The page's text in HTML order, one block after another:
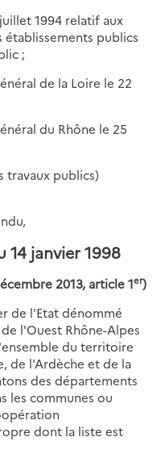
1994 relatif aux
établissements publics
;
de la Loire le 22
du Rhône le 25
travaux publics)
14 janvier 1998
2013, article 1er)
de l'Etat dénommé
l'Ouest Rhône-Alpes
du territoire
de l'Ardèche et de la
des départements
les communes ou
dont la liste est